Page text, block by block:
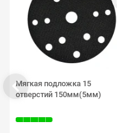
Мягкая подложка 15
отверстий 150мм(5мм)